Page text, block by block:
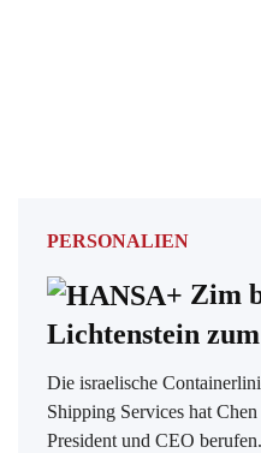
PERSONALIEN
Zim
Lichtenstein
Die israelische
Shipping Services hat
President und CEO berufen.